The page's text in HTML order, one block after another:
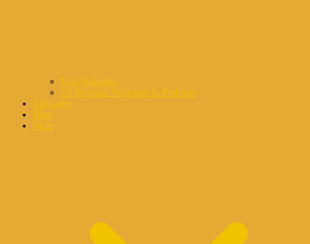
Live Kalender
On-Demand-Webinare & Podcasts
Eintragen
Blog
Mehr